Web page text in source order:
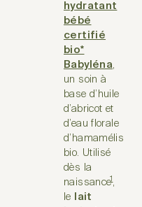
hydratant
bébé
certifié
bio*
Babyléna,
un soin à
base d’huile
d’abricot et
d’eau florale
d’hamamélis
bio. Utilisé
dès la
naissance1,
le
lait